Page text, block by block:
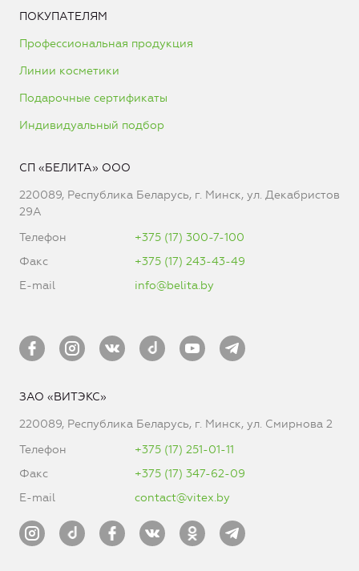
ПОКУПАТЕЛЯМ
Профессиональная продукция
Линии косметики
Подарочные сертификаты
Индивидуальный подбор
СП «БЕЛИТА» ООО
220089, Республика Беларусь, г. Минск, ул. Декабристов
29А
Телефон
+375 (17) 300-7-100
Факс
+375 (17) 243-43-49
E-mail
info@belita.by
ЗАО «ВИТЭКС»
220089, Республика Беларусь, г. Минск, ул. Смирнова 2
Телефон
+375 (17) 251-01-11
Факс
+375 (17) 347-62-09
E-mail
contact@vitex.by